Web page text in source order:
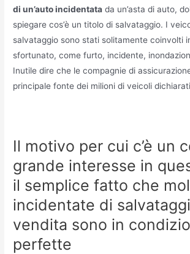
di un’auto incidentata da un’asta di auto,
spiegare cos’è un titolo di salvataggio. I
salvataggio sono stati solitamente coinvolti
sfortunato, come furto, incidente,
Inutile dire che le compagnie di
principale fonte dei milioni di veicoli dichiarati
Il motivo per cui c’è un
grande interesse in
il semplice fatto che
incidentate di
vendita sono in
perfette